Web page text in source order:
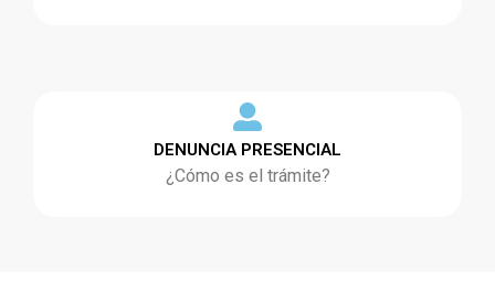
DENUNCIA PRESENCIAL
¿Cómo es el trámite?